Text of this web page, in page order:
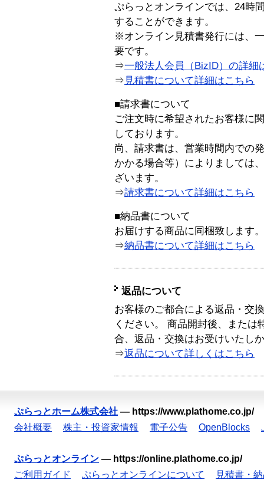
ぷらっとオンラインでは、24時
することができます。
※オンライン見積書発行には、
要です。
⇒一般法人会員（BizID）の詳細
⇒ 見積書について詳細はこちら
■請求書について
ご注文時に希望されたお客様に
しております。
尚、請求書は、営業時間内での
かかる場合等）によりましては
ざいます。
⇒請求書について詳細はこちら
■納品書について
お届けする商品に同梱致します。
⇒納品書について詳細はこちら
返品について
お客様のご都合による返品・交
ください。 商品開封後、または
合、返品・交換はお受けいたし
⇒返品について詳しくはこちら
ぷらっとホーム株式会社 — https://www.plathome.co.jp/
会社概要
株主・投資家情報 電子公告 OpenBlocks
ぷらっとオンライン — https://online.plathome.co.jp/
ご利用ガイド
ぷらっとオンラインについて
見積書・